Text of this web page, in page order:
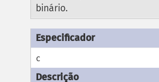
binário.
c